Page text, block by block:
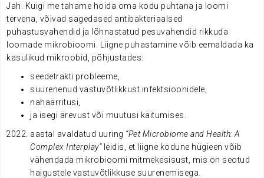
Jah. Kuigi me tahame hoida oma kodu puhtana ja loomi
tervena, võivad sagedased antibakteriaalsed
puhastusvahendid ja lõhnastatud pesuvahendid rikkuda
loomade mikrobioomi. Liigne puhastamine võib eemaldada ka
kasulikud mikroobid, põhjustades:
seedetrakti probleeme,
suurenenud vastuvõtlikkust infektsioonidele,
nahaärritusi,
ja isegi ärevust või muutusi käitumises.
aastal avaldatud uuring “Pet Microbiome and Health: A
Complex Interplay”leidis, et liigne kodune hügieen võib
vähendada mikrobioomi mitmekesisust, mis on seotud
haigustele vastuvõtlikkuse suurenemisega.